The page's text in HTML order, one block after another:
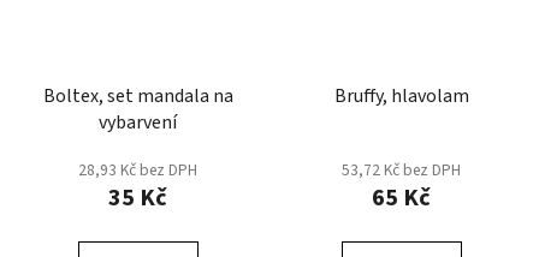
Boltex, set mandala na
vybarvení
28,93 Kč bez DPH
35 Kč
Bruffy, hlavolam
53,72 Kč bez DPH
65 Kč